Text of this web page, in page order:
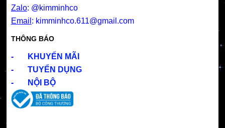
Zalo: @kimminhco
Email : kimminhco.611@gmail.com
THÔNG BÁO
-
KHUYẾN MÃI
- TUYỂN DỤNG
-
NỘI BỘ